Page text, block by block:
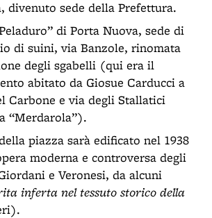
divenuto sede della Prefettura.
di Porta Nuova, sede di
di suini, via Banzole, rinomata
degli sgabelli (qui era il
abitato da Giosue Carducci a
Carbone e via degli Stallatici
“Merdarola”).
piazza sarà edificato nel 1938
moderna e controversa degli
e Veronesi, da alcuni
inferta nel tessuto storico della